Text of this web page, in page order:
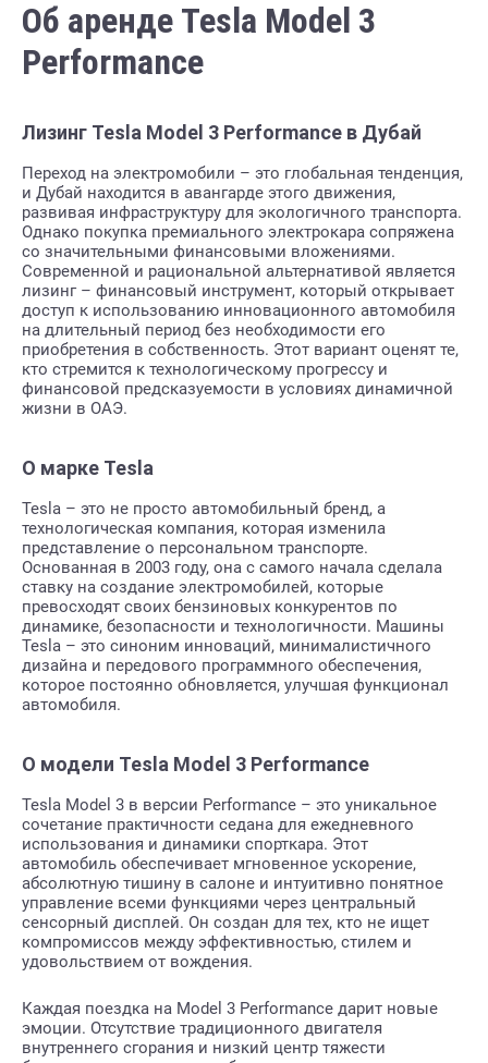
Об аренде Tesla Model 3
Performance
Лизинг Tesla Model 3 Performance в Дубай
Переход на электромобили – это глобальная тенденция,
и Дубай находится в авангарде этого движения,
развивая инфраструктуру для экологичного транспорта.
Однако покупка премиального электрокара сопряжена
со значительными финансовыми вложениями.
Современной и рациональной альтернативой является
лизинг – финансовый инструмент, который открывает
доступ к использованию инновационного автомобиля
на длительный период без необходимости его
приобретения в собственность. Этот вариант оценят те,
кто стремится к технологическому прогрессу и
финансовой предсказуемости в условиях динамичной
жизни в ОАЭ.
О марке Tesla
Tesla – это не просто автомобильный бренд, а
технологическая компания, которая изменила
представление о персональном транспорте.
Основанная в 2003 году, она с самого начала сделала
ставку на создание электромобилей, которые
превосходят своих бензиновых конкурентов по
динамике, безопасности и технологичности. Машины
Tesla – это синоним инноваций, минималистичного
дизайна и передового программного обеспечения,
которое постоянно обновляется, улучшая функционал
автомобиля.
О модели Tesla Model 3 Performance
Tesla Model 3 в версии Performance – это уникальное
сочетание практичности седана для ежедневного
использования и динамики спорткара. Этот
автомобиль обеспечивает мгновенное ускорение,
абсолютную тишину в салоне и интуитивно понятное
управление всеми функциями через центральный
сенсорный дисплей. Он создан для тех, кто не ищет
компромиссов между эффективностью, стилем и
удовольствием от вождения.
Каждая поездка на Model 3 Performance дарит новые
эмоции. Отсутствие традиционного двигателя
внутреннего сгорания и низкий центр тяжести